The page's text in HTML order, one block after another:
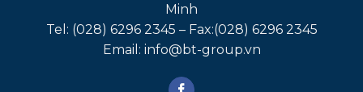
Minh
Tel: (028) 6296 2345 – Fax:(028) 6296 2345
Email: info@bt-group.vn